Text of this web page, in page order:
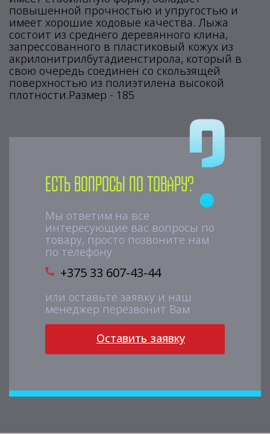
повышенной прочностью и упругостью и
имеет хорошие ходовые качества. Лыжа
состоит из среднего деревянного клина,
запрессованного в пластиковый кожух из
акрилонитрилбутадиенстирола, который в
свою очередь соединен со скользящей
поверхностью из полиэтилена высокой
плотности.Размер - 185
Есть вопросы по товару?
Мы ответим на все
интересующие вас вопросы по
товару, просто позвоните нам
по телефону
+375 33 607-43-44
или оставьте заявку и наш
менеджер перезвонит Вам
Оставить заявку